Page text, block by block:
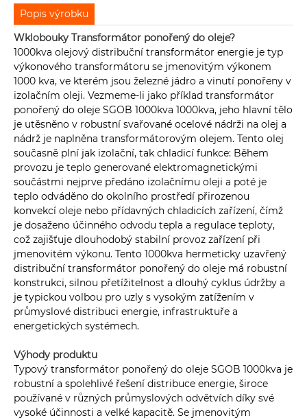
Popis výrobku
Wklobouky Transformátor ponořený do oleje?
1000kva olejový distribuční transformátor energie je typ
výkonového transformátoru se jmenovitým výkonem
1000 kva, ve kterém jsou železné jádro a vinutí ponořeny v
izolačním oleji. Vezmeme-li jako příklad transformátor
ponořený do oleje SGOB 1000kva 1000kva, jeho hlavní tělo
je utěsněno v robustní svařované ocelové nádrži na olej a
nádrž je naplněna transformátorovým olejem. Tento olej
současně plní jak izolační, tak chladicí funkce: Během
provozu je teplo generované elektromagnetickými
součástmi nejprve předáno izolačnímu oleji a poté je
teplo odváděno do okolního prostředí přirozenou
konvekcí oleje nebo přídavných chladicích zařízení, čímž
je dosaženo účinného odvodu tepla a regulace teploty,
což zajišťuje dlouhodobý stabilní provoz zařízení při
jmenovitém výkonu. Tento 1000kva hermeticky uzavřený
distribuční transformátor ponořený do oleje má robustní
konstrukci, silnou přetížitelnost a dlouhý cyklus údržby a
je typickou volbou pro uzly s vysokým zatížením v
průmyslové distribuci energie, infrastruktuře a
energetických systémech.
Výhody produktu
Typový transformátor ponořený do oleje SGOB 1000kva je
robustní a spolehlivé řešení distribuce energie, široce
používané v různých průmyslových odvětvích díky své
vysoké účinnosti a velké kapacitě. Se jmenovitým